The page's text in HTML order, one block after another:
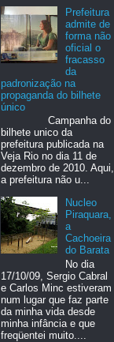
Prefeitura
admite de
forma não
oficial o
fracasso
da
padronização na
propaganda do bilhete
único
Campanha do
bilhete unico da
prefeitura publicada na
Veja Rio no dia 11 de
dezembro de 2010. Aqui,
a prefeitura não u...
Nucleo
Piraquara,
a
Cachoeira
do Barata
No dia
17/10/09, Sergio Cabral
e Carlos Minc estiveram
num lugar que faz parte
da minha vida desde
minha infância e que
freqüentei muito....